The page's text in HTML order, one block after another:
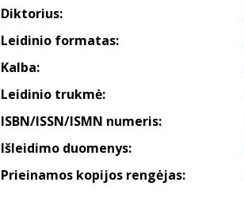
Diktorius:
Leidinio formatas:
Kalba:
Leidinio trukmė:
ISBN/ISSN/ISMN numeris:
Išleidimo duomenys:
Prieinamos kopijos rengėjas: